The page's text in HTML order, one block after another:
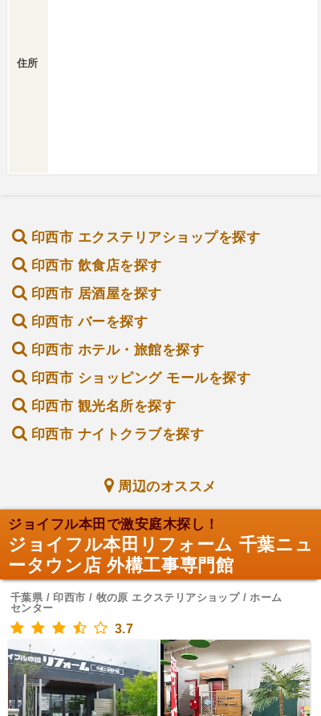
住所
印西市 エクステリアショップを探す
印西市 飲食店を探す
印西市 居酒屋を探す
印西市 バーを探す
印西市 ホテル・旅館を探す
印西市 ショッピング モールを探す
印西市 観光名所を探す
印西市 ナイトクラブを探す
周辺のオススメ
ジョイフル本田で激安庭木探し！
ジョイフル本田リフォーム 千葉ニュ
ータウン店 外構工事専門館
千葉県 / 印西市 / 牧の原 エクステリアショップ / ホーム
センター
3.7